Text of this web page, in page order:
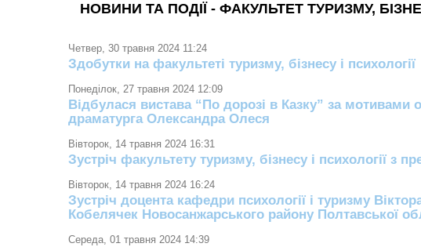
НОВИНИ ТА ПОДІЇ - ФАКУЛЬТЕТ ТУРИЗМУ,
Четвер, 30 травня 2024 11:24
Здобутки на факультеті туризму, бізнесу і психології
Понеділок, 27 травня 2024 12:09
Відбулася вистава “По дорозі в Казку” за мотивами
драматурга Олександра Олеся
Вівторок, 14 травня 2024 16:31
Зустріч факультету туризму, бізнесу і психології з
Вівторок, 14 травня 2024 16:24
Зустріч доцента кафедри психології і туризму
Кобелячек Новосанжарського району Полтавської
Середа, 01 травня 2024 14:39